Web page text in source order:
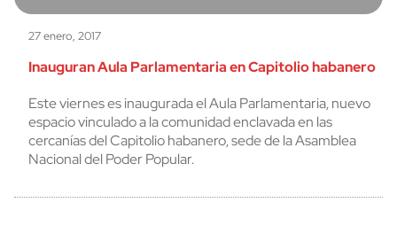
27 enero, 2017
Inauguran Aula Parlamentaria en Capitolio habanero
Este viernes es inaugurada el Aula Parlamentaria, nuevo
espacio vinculado a la comunidad enclavada en las
cercanías del Capitolio habanero, sede de la Asamblea
Nacional del Poder Popular.